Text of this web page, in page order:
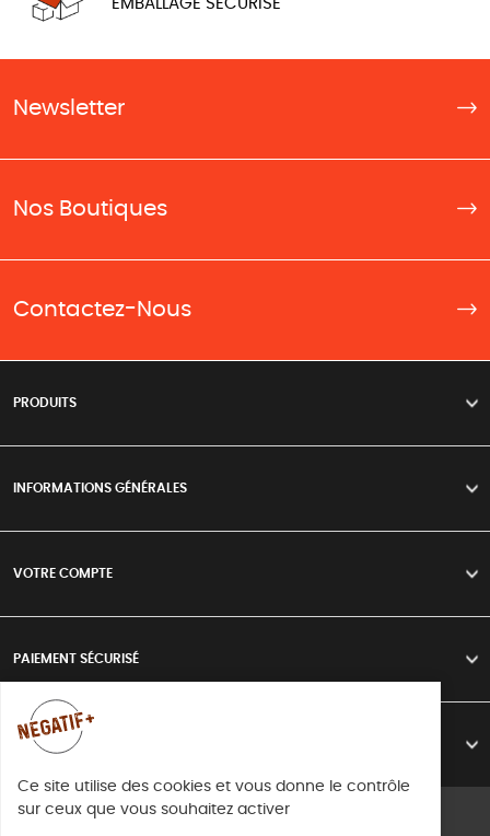
Ce site utilise des cookies et vous donne le contrôle
sur ceux que vous souhaitez activer
EMBALLAGE SÉCURISÉ
Newsletter
Nos Boutiques
Contactez-Nous
PRODUITS >
INFORMATIONS GÉNÉRALES >
VOTRE COMPTE >
PAIEMENT SÉCURISÉ >
LIVRAISON >